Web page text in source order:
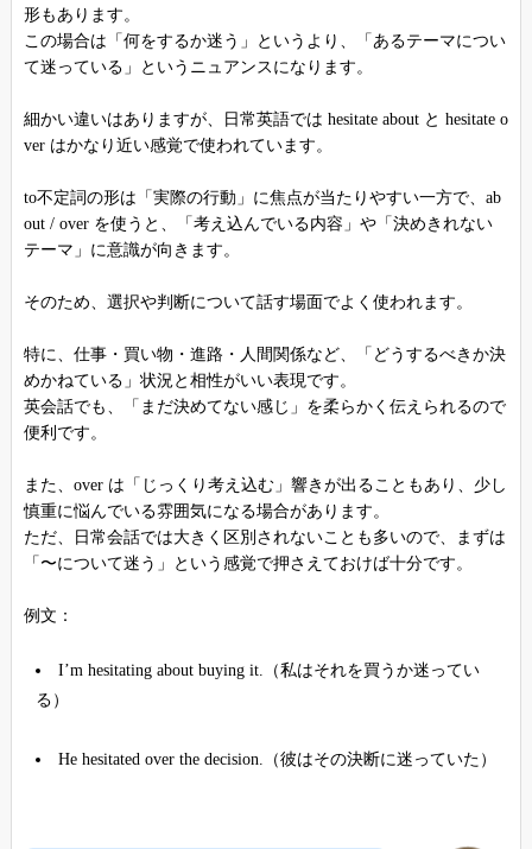
形もあります。
この場合は「何をするか迷う」というより、「あるテーマについ
て迷っている」というニュアンスになります。
細かい違いはありますが、日常英語では hesitate about と hesitate o
ver はかなり近い感覚で使われています。
to不定詞の形は「実際の行動」に焦点が当たりやすい一方で、ab
out / over を使うと、「考え込んでいる内容」や「決めきれない
テーマ」に意識が向きます。
そのため、選択や判断について話す場面でよく使われます。
特に、仕事・買い物・進路・人間関係など、「どうするべきか決
めかねている」状況と相性がいい表現です。
英会話でも、「まだ決めてない感じ」を柔らかく伝えられるので
便利です。
また、over は「じっくり考え込む」響きが出ることもあり、少し
慎重に悩んでいる雰囲気になる場合があります。
ただ、日常会話では大きく区別されないことも多いので、まずは
「〜について迷う」という感覚で押さえておけば十分です。
例文：
I’m hesitating about buying it.（私はそれを買うか迷ってい
る）
He hesitated over the decision.（彼はその決断に迷っていた）